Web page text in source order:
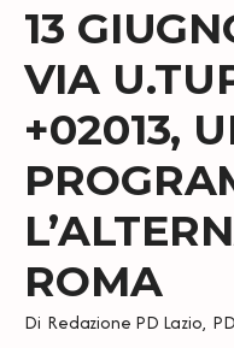
13
VIA
+02013,
ROMA
Di Redazione PD Lazio,